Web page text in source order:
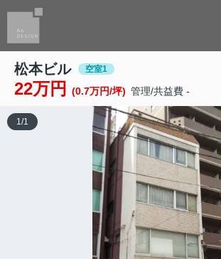
松本ビル 空室1
22万円 (0.7万円/坪) 管理/共益費 -
1 /1